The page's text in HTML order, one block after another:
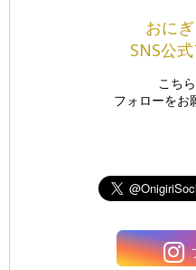
おに
SNS公
こち
フォローをお